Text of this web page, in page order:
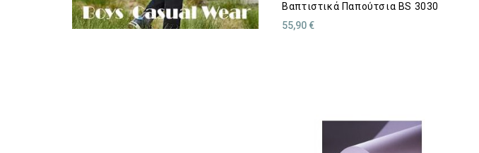
Βαπτιστικά Παπούτσια BS 3030
55,90 €